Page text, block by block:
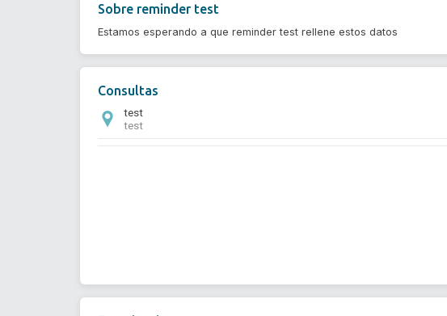
Sobre reminder test
Estamos esperando a que reminder test rellene estos datos
Consultas
test
test